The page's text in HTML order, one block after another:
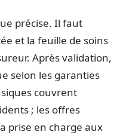
précise. Il faut
et la feuille de soins
Après validation,
selon les garanties
couvrent
; les offres
prise en charge aux